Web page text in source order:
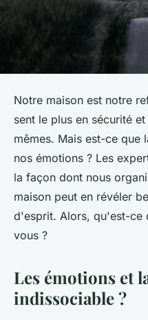
Notre maison est notre
sent le plus en sécurité
mêmes. Mais est-ce que
nos émotions ? Les
la façon dont nous
maison peut en révéler
d'esprit. Alors, qu'est-ce
vous ?
Les émotions et
indissociable ?